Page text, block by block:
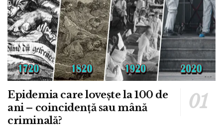
Epidemia care lovește la 100 de
ani – coincidență sau mână
criminală?